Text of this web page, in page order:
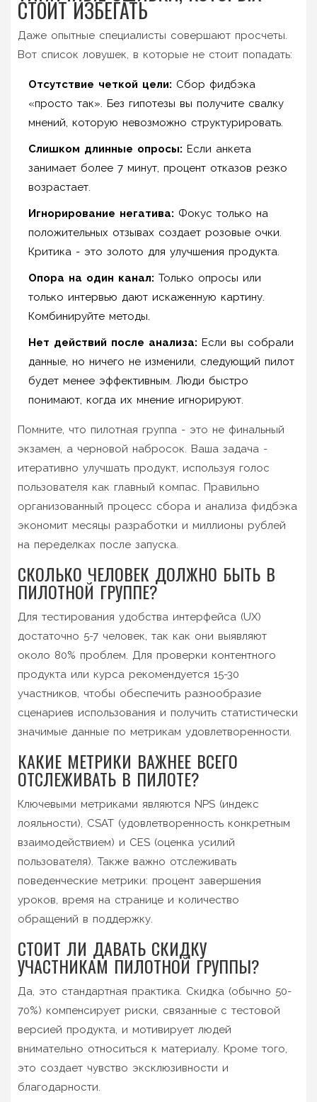
СТОИТ ИЗБЕГАТЬ
Даже опытные специалисты совершают просчеты.
Вот список ловушек, в которые не стоит попадать:
Отсутствие четкой цели: Сбор фидбэка
«просто так». Без гипотезы вы получите свалку
мнений, которую невозможно структурировать.
Слишком длинные опросы: Если анкета
занимает более 7 минут, процент отказов резко
возрастает.
Игнорирование негатива: Фокус только на
положительных отзывах создает розовые очки.
Критика - это золото для улучшения продукта.
Опора на один канал: Только опросы или
только интервью дают искаженную картину.
Комбинируйте методы.
Нет действий после анализа: Если вы собрали
данные, но ничего не изменили, следующий пилот
будет менее эффективным. Люди быстро
понимают, когда их мнение игнорируют.
Помните, что пилотная группа - это не финальный
экзамен, а черновой набросок. Ваша задача -
итеративно улучшать продукт, используя голос
пользователя как главный компас. Правильно
организованный процесс сбора и анализа фидбэка
экономит месяцы разработки и миллионы рублей
на переделках после запуска.
СКОЛЬКО ЧЕЛОВЕК ДОЛЖНО БЫТЬ В
ПИЛОТНОЙ ГРУППЕ?
Для тестирования удобства интерфейса (UX)
достаточно 5-7 человек, так как они выявляют
около 80% проблем. Для проверки контентного
продукта или курса рекомендуется 15-30
участников, чтобы обеспечить разнообразие
сценариев использования и получить статистически
значимые данные по метрикам удовлетворенности.
КАКИЕ МЕТРИКИ ВАЖНЕЕ ВСЕГО
ОТСЛЕЖИВАТЬ В ПИЛОТЕ?
Ключевыми метриками являются NPS (индекс
лояльности), CSAT (удовлетворенность конкретным
взаимодействием) и CES (оценка усилий
пользователя). Также важно отслеживать
поведенческие метрики: процент завершения
уроков, время на странице и количество
обращений в поддержку.
СТОИТ ЛИ ДАВАТЬ СКИДКУ
УЧАСТНИКАМ ПИЛОТНОЙ ГРУППЫ?
Да, это стандартная практика. Скидка (обычно 50-
70%) компенсирует риски, связанные с тестовой
версией продукта, и мотивирует людей
внимательно относиться к материалу. Кроме того,
это создает чувство эксклюзивности и
благодарности.